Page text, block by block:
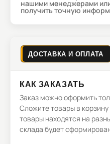
нашими менеджерами
получить точную
ДОСТАВКА И ОПЛАТА
КАК ЗАКАЗАТЬ
Заказ можно оформить
Сложите товары в
товары находятся на
склада будет